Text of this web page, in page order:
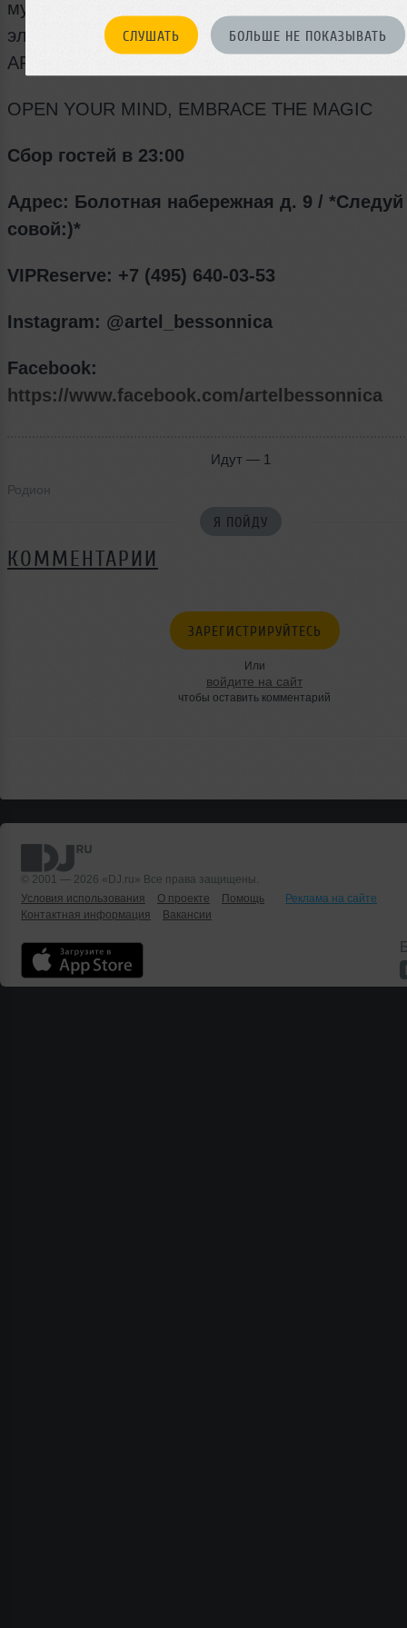
СЛУШАТЬ БОЛЬШЕ НЕ ПОКАЗЫВАТЬ
музыкальных фестивалях. Этой ночью
электронной музыки встанет за диджейский
ART{ель} Бессонница.
OPEN YOUR MIND, EMBRACE THE MAGIC
Сбор гостей в 23:00
Адрес: Болотная набережная д. 9 / *Следуй
совой:)*
VIPReserve: +7 (495) 640-03-53
Instagram: @artel_bessonnica
Facebook:
https://www.facebook.com/artelbessonnica
Идут — 1
Родион
Я ПОЙДУ
КОММЕНТАРИИ
ЗАРЕГИСТРИРУЙТЕСЬ
Или
войдите на сайт
чтобы оставить комментарий
© 2001 — 2026 «DJ.ru» Все права защищены.
Условия использования
О проекте Помощь
Реклама на сайте
Контактная информация
Вакансии